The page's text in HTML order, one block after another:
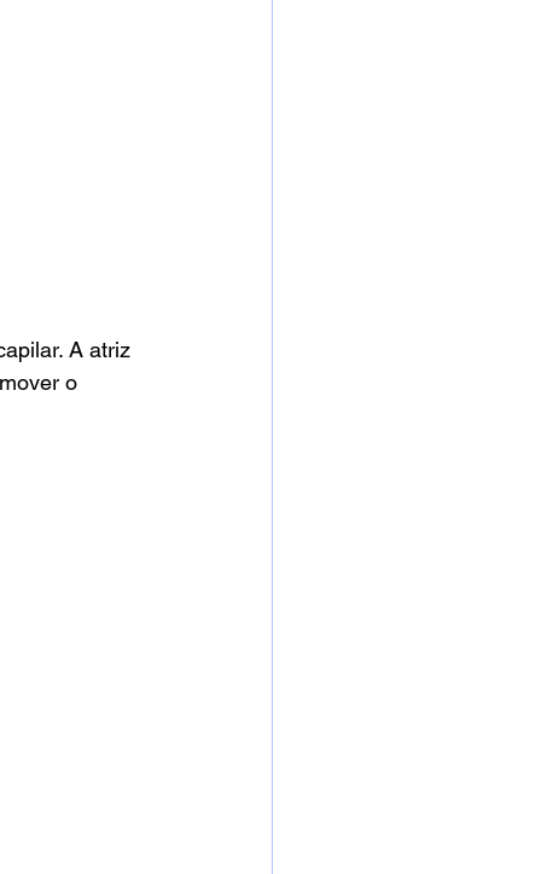
A atriz
o